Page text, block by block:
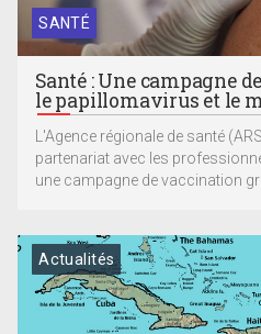
SANTÉ
Santé : Une campagne
le papillomavirus et le
L'Agence régionale de santé
partenariat avec les
une campagne de vaccination
Actualités